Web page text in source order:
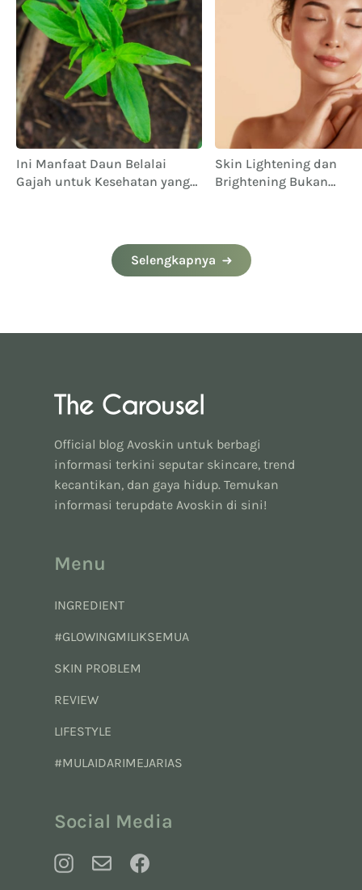
Ini Manfaat Daun Belalai
Gajah untuk Kesehatan yang
Skin Lightening dan
Brightening Bukan
Selengkapnya
Official blog Avoskin untuk berbagi
informasi terkini seputar skincare, trend
kecantikan, dan gaya hidup. Temukan
informasi terupdate Avoskin di sini!
Menu
INGREDIENT
#GLOWINGMILIKSEMUA
SKIN PROBLEM
REVIEW
LIFESTYLE
#MULAIDARIMEJARIAS
Social Media